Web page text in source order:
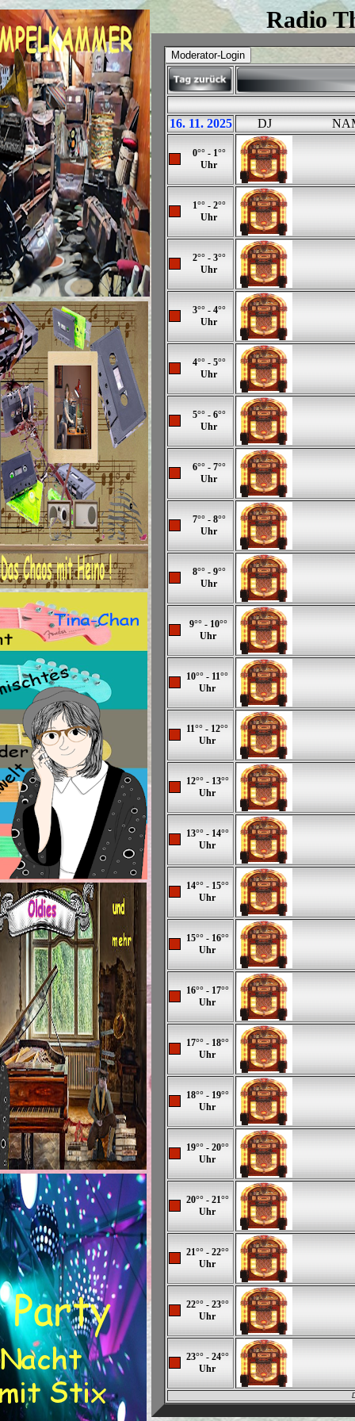
Radio
16. 11. 2025 DJ
0°° - 1°°
Uhr
1°° - 2°°
Uhr
2°° - 3°°
Uhr
3°° - 4°°
Uhr
4°° - 5°°
Uhr
5°° - 6°°
Uhr
6°° - 7°°
Uhr
7°° - 8°°
Uhr
8°° - 9°°
Uhr
9°° - 10°°
Uhr
10°° - 11°°
Uhr
11°° - 12°°
Uhr
12°° - 13°°
Uhr
13°° - 14°°
Uhr
14°° - 15°°
Uhr
15°° - 16°°
Uhr
16°° - 17°°
Uhr
17°° - 18°°
Uhr
18°° - 19°°
Uhr
19°° - 20°°
Uhr
20°° - 21°°
Uhr
21°° - 22°°
Uhr
22°° - 23°°
Uhr
23°° - 24°°
Uhr